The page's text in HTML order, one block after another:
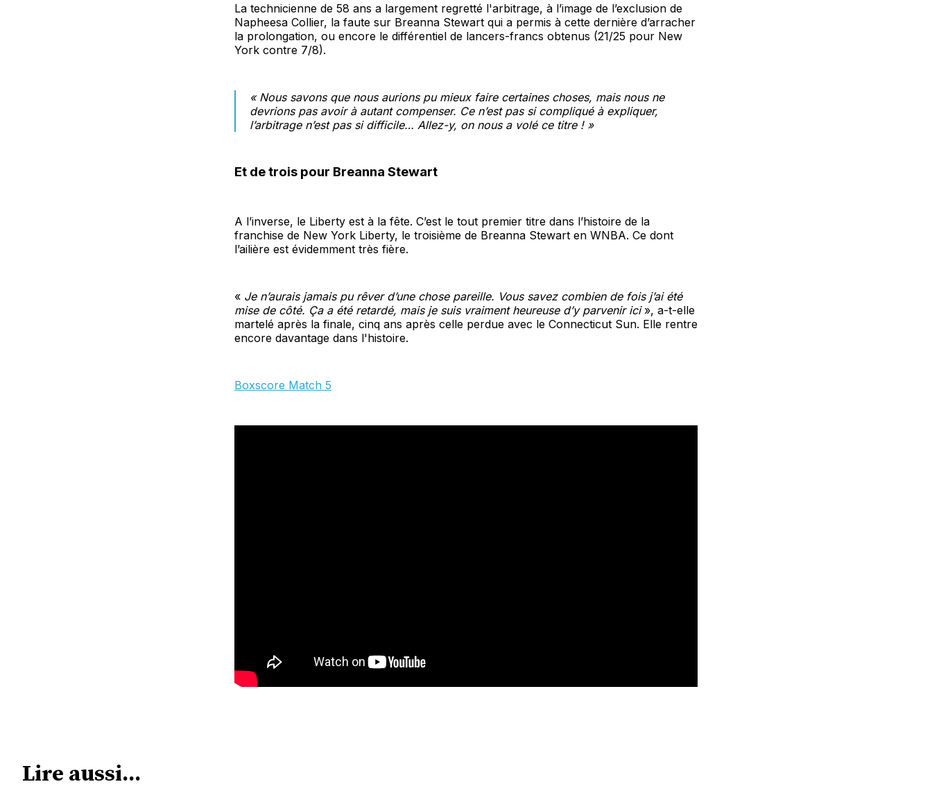
La technicienne de 58 ans a largement regretté l'arbitrage, à l’image de l’exclusion de
Napheesa Collier, la faute sur Breanna Stewart qui a permis à cette dernière d’arracher
la prolongation, ou encore le différentiel de lancers-francs obtenus (21/25 pour New
York contre 7/8).
« Nous savons que nous aurions pu mieux faire certaines choses, mais nous ne
devrions pas avoir à autant compenser. Ce n’est pas si compliqué à expliquer,
l’arbitrage n’est pas si difficile… Allez-y, on nous a volé ce titre ! »
Et de trois pour Breanna Stewart
A l’inverse, le Liberty est à la fête. C’est le tout premier titre dans l’histoire de la
franchise de New York Liberty, le troisième de Breanna Stewart en WNBA. Ce dont
l’ailière est évidemment très fière.
« Je n’aurais jamais pu rêver d’une chose pareille. Vous savez combien de fois j’ai été
mise de côté. Ça a été retardé, mais je suis vraiment heureuse d’y parvenir ici», a-t-elle
martelé après la finale, cinq ans après celle perdue avec le Connecticut Sun. Elle rentre
encore davantage dans l'histoire.
Boxscore Match 5
Lire aussi...